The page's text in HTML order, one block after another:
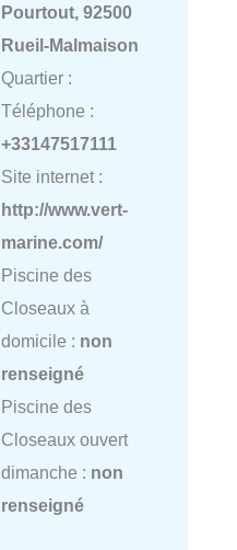
Pourtout, 92500
Rueil-Malmaison
Quartier :
Téléphone :
+33147517111
Site internet :
http://www.vert-
marine.com/
Piscine des
Closeaux à
domicile : non
renseigné
Piscine des
Closeaux ouvert
dimanche : non
renseigné